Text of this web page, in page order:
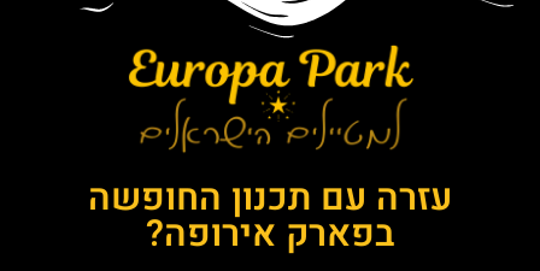
עזרה עם תכנון החופשה
בפארק אירופה?